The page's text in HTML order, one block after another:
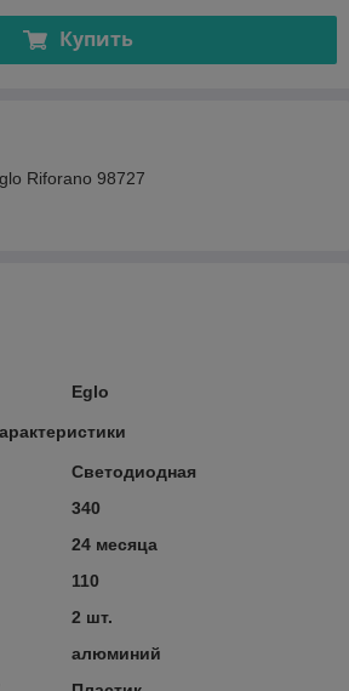
Купить
Riforano 98727
Eglo
Светодиодная
340
24 месяца
110
2 шт.
алюминий